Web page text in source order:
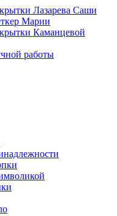
Лазарева Саши
Марии
Каманцевой
работы